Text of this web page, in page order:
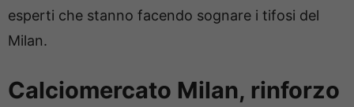
esperti che stanno facendo sognare i tifosi del
Milan.
Calciomercato Milan, rinforzo